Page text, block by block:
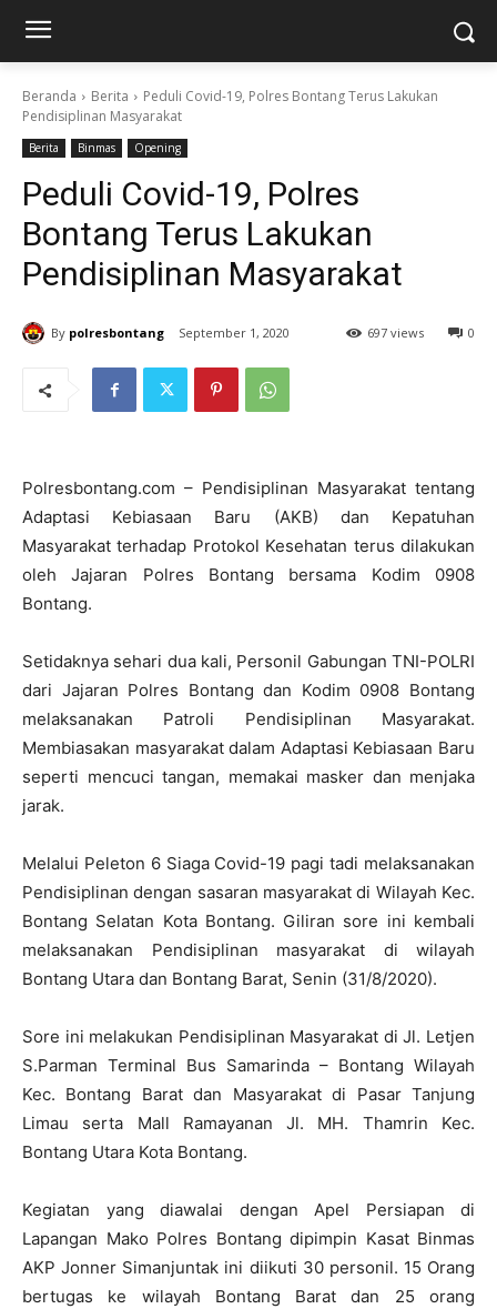
Beranda Berita
Peduli Covid-19, Polres Bontang Terus Lakukan
Pendisiplinan Masyarakat
Berita Binmas Opening
Peduli Covid-19, Polres
Bontang Terus Lakukan
Pendisiplinan Masyarakat
By polresbontang September 1, 2020 0
697 views
Polresbontang.com – Pendisiplinan Masyarakat tentang
Adaptasi Kebiasaan Baru (AKB) dan Kepatuhan
Masyarakat terhadap Protokol Kesehatan terus dilakukan
oleh Jajaran Polres Bontang bersama Kodim 0908
Bontang.
Setidaknya sehari dua kali, Personil Gabungan TNI-POLRI
dari Jajaran Polres Bontang dan Kodim 0908 Bontang
melaksanakan Patroli Pendisiplinan Masyarakat.
Membiasakan masyarakat dalam Adaptasi Kebiasaan Baru
seperti mencuci tangan, memakai masker dan menjaka
jarak.
Melalui Peleton 6 Siaga Covid-19 pagi tadi melaksanakan
Pendisiplinan dengan sasaran masyarakat di Wilayah Kec.
Bontang Selatan Kota Bontang. Giliran sore ini kembali
melaksanakan Pendisiplinan masyarakat di wilayah
Bontang Utara dan Bontang Barat, Senin (31/8/2020).
Sore ini melakukan Pendisiplinan Masyarakat di Jl. Letjen
S.Parman Terminal Bus Samarinda – Bontang Wilayah
Kec. Bontang Barat dan Masyarakat di Pasar Tanjung
Limau serta Mall Ramayanan Jl. MH. Thamrin Kec.
Bontang Utara Kota Bontang.
Kegiatan yang diawalai dengan Apel Persiapan di
Lapangan Mako Polres Bontang dipimpin Kasat Binmas
AKP Jonner Simanjuntak ini diikuti 30 personil. 15 Orang
bertugas ke wilayah Bontang Barat dan 25 orang